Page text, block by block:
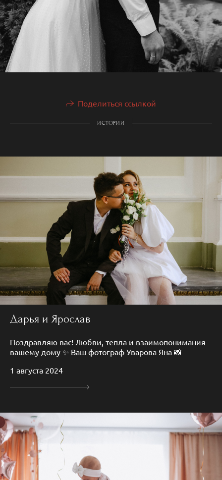
Поделиться ссылкой
ИСТОРИИ
Дарья и Ярослав
Поздравляю вас! Любви, тепла и взаимопонимания
вашему дому ✨ Ваш фотограф Уварова Яна 📸
1 августа 2024